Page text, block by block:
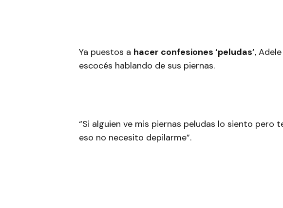
Ya puestos a hacer confesiones ‘peludas’,
escocés hablando de sus piernas.
“Si alguien ve mis piernas peludas lo siento pero
eso no necesito depilarme”.